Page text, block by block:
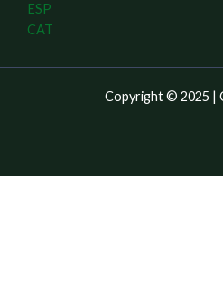
ESP
CAT
Copyright © 2025 |